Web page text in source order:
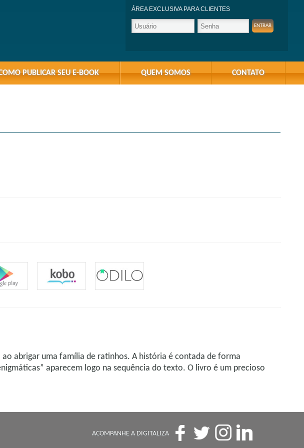
ÁREA EXCLUSIVA PARA CLIENTES
PUBLICAR SEU E-BOOK QUEM SOMOS CONTATO
abrigar uma família de ratinhos. A história é contada de forma
aparecem logo na sequência do texto. O livro é um precioso
ACOMPANHE A DIGITALIZA